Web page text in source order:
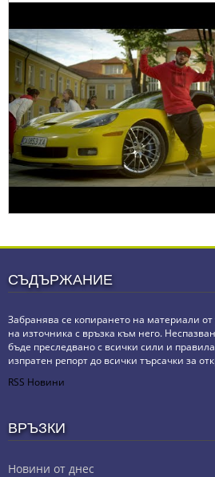
СЪДЪРЖАНИЕ
Забранява се копирането на материали
на източника с връзка към него.
бъде преследвано с всички сили и
изпратен репорт до всички търсачки за
RSS Новини
ВРЪЗКИ
Новини от днес